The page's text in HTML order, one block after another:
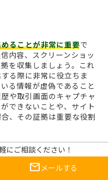
ることが非常に重要で
内容、スクリーンショッ
を収集しましょう。これ
る際に非常に役立ちま
る情報が虚偽であること
や取引画面のキャプチャ
できないことや、サイト
、その証拠は重要な役割
る通報を行う
にご相談ください！
mail メールする